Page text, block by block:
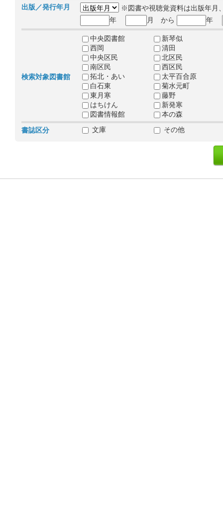
出版／発行年月
※図書や視聴覚資料は出版年月
年
月 から 年
検索対象図書館
中央図書館
新琴似
西岡
清田
中央区民
北区民
南区民
西区民
拓北・あい
太平百合原
白石東
菊水元町
東月寒
藤野
はちけん
新発寒
図書情報館
本の森
書誌区分
文庫 その他